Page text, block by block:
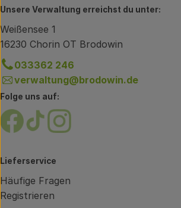
Unsere Verwaltung erreichst du unter:
Weißensee 1
16230 Chorin OT Brodowin
033362 246
verwaltung@brodowin.de
Folge uns auf:
Externer Link zu https://
Externer Link zu https://
Externer Link zu
Lieferservice
Häufige Fragen
Registrieren